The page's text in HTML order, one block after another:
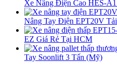
Xe Nâng Điện Cao HES-
Nâng Tay Điện EPT20V
EZ Giá Rẻ Tại HCM
Tay Soonlift 3 Tấn (Mỹ)